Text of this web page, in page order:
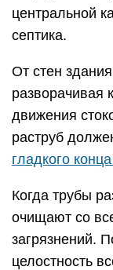
центральной
септика.
От стен
разворачивая
движения
раструб
гладкого
Когда трубы
очищают со
загрязнений.
целостность